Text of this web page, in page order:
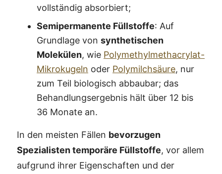
vollständig absorbiert;
Semipermanente Füllstoffe: Auf
Grundlage von synthetischen
Molekülen, wie Polymethylmethacrylat-
Mikrokugeln oder Polymilchsäure, nur
zum Teil biologisch abbaubar; das
Behandlungsergebnis hält über 12 bis
36 Monate an.
In den meisten Fällen bevorzugen
Spezialisten temporäre Füllstoffe, vor allem
aufgrund ihrer Eigenschaften und der